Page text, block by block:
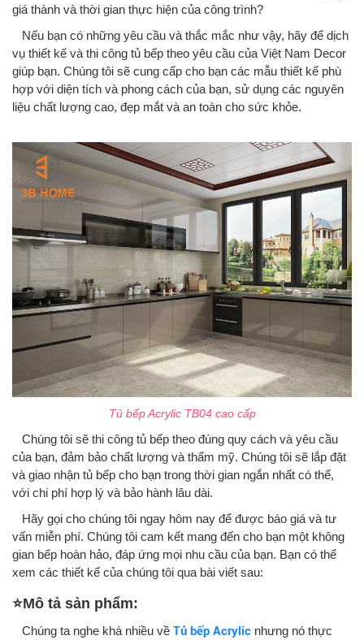
giá thành và thời gian thực hiện của công trình?
Nếu bạn có những yêu cầu và thắc mắc như vậy, hãy để dịch
vụ thiết kế và thi công tủ bếp theo yêu cầu của Việt Nam Decor
giúp bạn. Chúng tôi sẽ cung cấp cho bạn các mẫu thiết kế phù
hợp với diện tích và phong cách của bạn, sử dụng các nguyên
liệu chất lượng cao, đẹp mắt và an toàn cho sức khỏe.
Tủ bếp Acrylic TB04 cao cấp
Chúng tôi sẽ thi công tủ bếp theo đúng quy cách và yêu cầu
của bạn, đảm bảo chất lượng và thẩm mỹ. Chúng tôi sẽ lắp đặt
và giao nhận tủ bếp cho bạn trong thời gian ngắn nhất có thể,
với chi phí hợp lý và bảo hành lâu dài.
Hãy gọi cho chúng tôi ngay hôm nay để được báo giá và tư
vấn miễn phí. Chúng tôi cam kết mang đến cho bạn một không
gian bếp hoàn hảo, đáp ứng mọi nhu cầu của bạn. Bạn có thể
xem các thiết kế của chúng tôi qua bài viết sau:
⭐Mô tả sản phẩm:
Chúng ta nghe khá nhiều về Tủ bếp Acrylic nhưng nó thực